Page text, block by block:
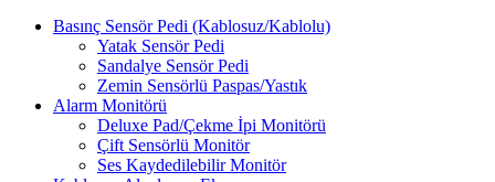
Basınç Sensör Pedi (Kablosuz/Kablolu)
Yatak Sensör Pedi
Sandalye Sensör Pedi
Zemin Sensörlü Paspas/Yastık
Alarm Monitörü
Deluxe Pad/Çekme İpi Monitörü
Çift Sensörlü Monitör
Ses Kaydedilebilir Monitör